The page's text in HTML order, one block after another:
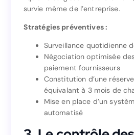
survie même de l’entreprise.
Stratégies préventives :
Surveillance quotidienne
Négociation optimisée
paiement fournisseurs
Constitution d’une
équivalant à 3 mois de
Mise en place d’un
automatisé
paralyse 45% des PME en
liquidité surgissent
Surveillance quotidienne des
Négociation optimisée
Constitution d’une
équivalant à 3
Mise en place d’un